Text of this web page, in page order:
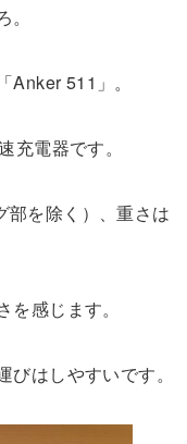
511」。
充電器です。
を除く）、重さは
感じます。
はしやすいです。